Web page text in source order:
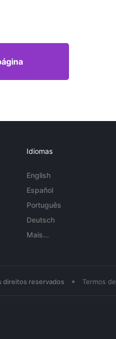
Idiomas
English
Español
Português
Deutsch
Mais...
direitos reservados • Termos